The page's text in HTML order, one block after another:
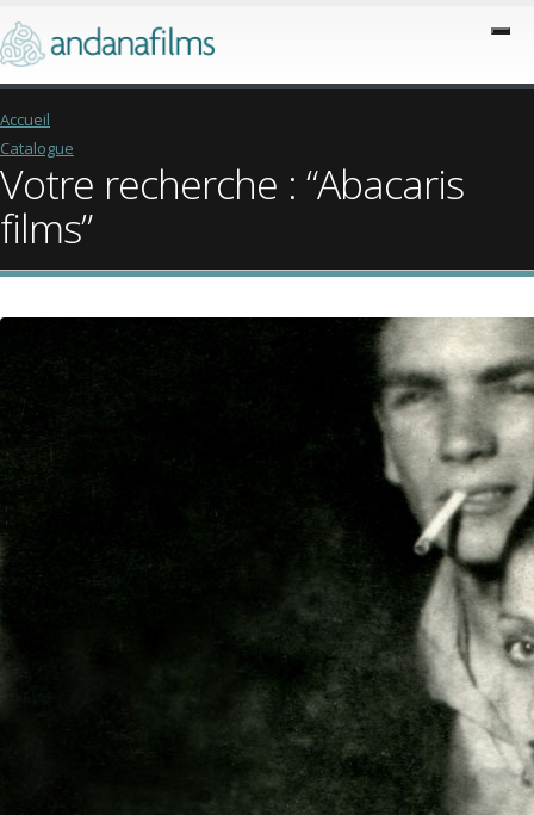
Accueil
Catalogue
Votre recherche : “Abacaris
films”